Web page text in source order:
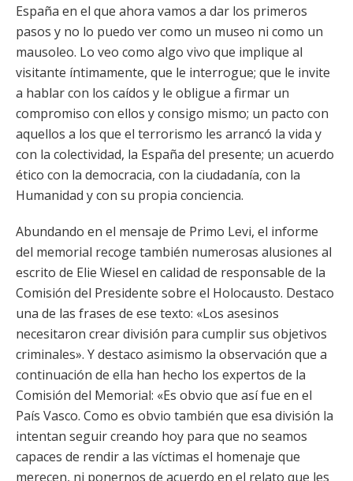
España en el que ahora vamos a dar los primeros
pasos y no lo puedo ver como un museo ni como un
mausoleo. Lo veo como algo vivo que implique al
visitante íntimamente, que le interrogue; que le invite
a hablar con los caídos y le obligue a firmar un
compromiso con ellos y consigo mismo; un pacto con
aquellos a los que el terrorismo les arrancó la vida y
con la colectividad, la España del presente; un acuerdo
ético con la democracia, con la ciudadanía, con la
Humanidad y con su propia conciencia.
Abundando en el mensaje de Primo Levi, el informe
del memorial recoge también numerosas alusiones al
escrito de Elie Wiesel en calidad de responsable de la
Comisión del Presidente sobre el Holocausto. Destaco
una de las frases de ese texto: «Los asesinos
necesitaron crear división para cumplir sus objetivos
criminales». Y destaco asimismo la observación que a
continuación de ella han hecho los expertos de la
Comisión del Memorial: «Es obvio que así fue en el
País Vasco. Como es obvio también que esa división la
intentan seguir creando hoy para que no seamos
capaces de rendir a las víctimas el homenaje que
merecen, ni ponernos de acuerdo en el relato que les